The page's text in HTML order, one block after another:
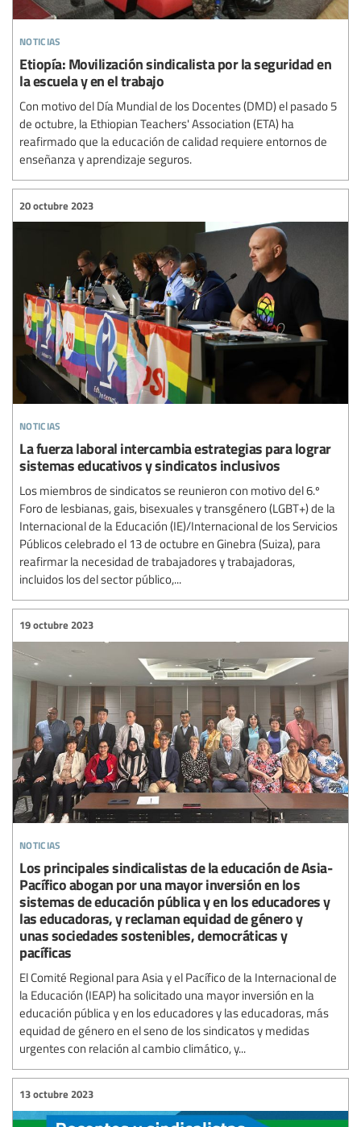
noticias
Etiopía: Movilización sindicalista por la seguridad en
la escuela y en el trabajo
Con motivo del Día Mundial de los Docentes (DMD) el pasado 5
de octubre, la Ethiopian Teachers' Association (ETA) ha
reafirmado que la educación de calidad requiere entornos de
enseñanza y aprendizaje seguros.
noticias
20 octubre 2023
La fuerza laboral intercambia estrategias para lograr
sistemas educativos y sindicatos inclusivos
Los miembros de sindicatos se reunieron con motivo del 6.º
Foro de lesbianas, gais, bisexuales y transgénero (LGBT+) de la
Internacional de la Educación (IE)/Internacional de los Servicios
Públicos celebrado el 13 de octubre en Ginebra (Suiza), para
reafirmar la necesidad de trabajadores y trabajadoras,
incluidos los del sector público,...
noticias
19 octubre 2023
Los principales sindicalistas de la educación de Asia-
Pacífico abogan por una mayor inversión en los
sistemas de educación pública y en los educadores y
las educadoras, y reclaman equidad de género y
unas sociedades sostenibles, democráticas y
pacíficas
El Comité Regional para Asia y el Pacífico de la Internacional de
la Educación (IEAP) ha solicitado una mayor inversión en la
educación pública y en los educadores y las educadoras, más
equidad de género en el seno de los sindicatos y medidas
urgentes con relación al cambio climático, y...
13 octubre 2023